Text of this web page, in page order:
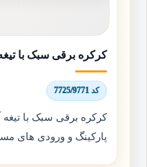
کرکره برقی سبک با
کد 7725/9771
کرکره برقی سبک با تیغه
پارکینگ و ورودی های